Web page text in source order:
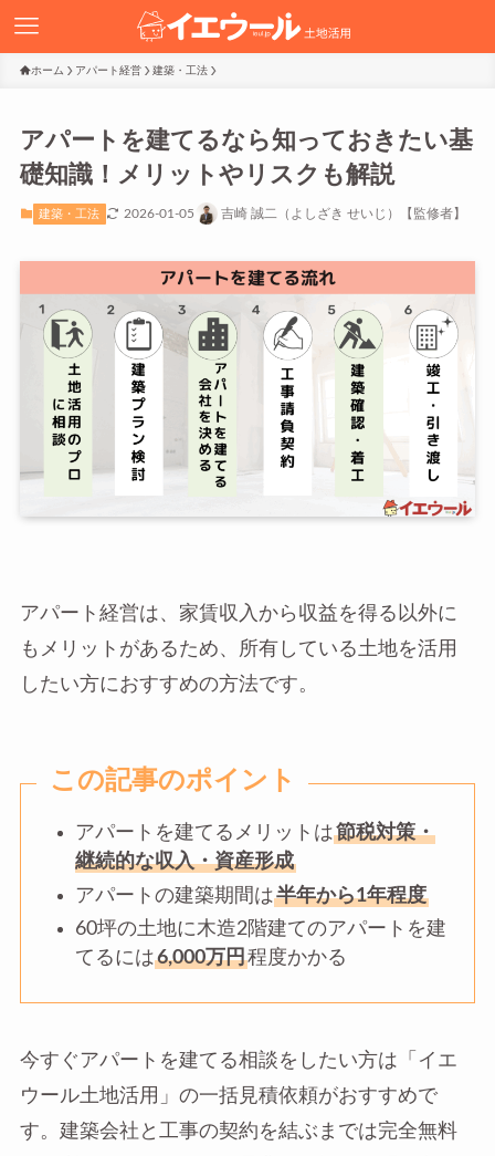
ホーム アパート経営 建築・工法
アパートを建てるなら知っておきたい基
礎知識！メリットやリスクも解説
建築・工法 2026-01-05 吉崎 誠二（よしざき せいじ）【監修者】
アパート経営は、家賃収入から収益を得る以外に
もメリットがあるため、所有している土地を活用
したい方におすすめの方法です。
この記事のポイント
アパートを建てるメリットは節税対策・
継続的な収入・資産形成
アパートの建築期間は半年から1年程度
60坪の土地に木造2階建てのアパートを建
てるには6,000万円程度かかる
今すぐアパートを建てる相談をしたい方は「イエ
ウール土地活用」の一括見積依頼がおすすめで
す。建築会社と工事の契約を結ぶまでは完全無料